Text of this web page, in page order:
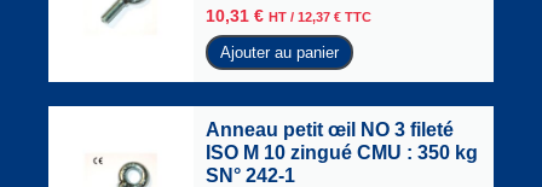
10,31 € HT / 12,37 € TTC
Ajouter au panier
Anneau petit œil NO 3 fileté
ISO M 10 zingué CMU : 350 kg
SN° 242-1